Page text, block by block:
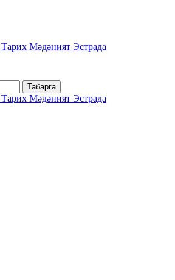
Тарих Мәдәният Эстрада
Табарга
Тарих Мәдәният Эстрада